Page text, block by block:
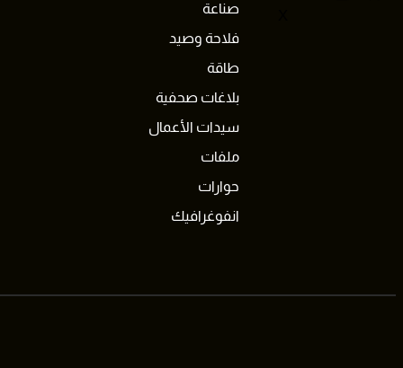
صناعة
فلاحة وصيد
طاقة
بلاغات صحفية
سيدات الأعمال
ملفات
حوارات
انفوغرافيك